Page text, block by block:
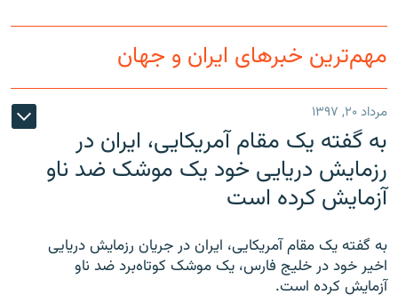
مهم‌ترین خبرهای ایران و جهان
مرداد ۲۰, ۱۳۹۷
به گفته یک مقام آمریکایی، ایران در
رزمایش دریایی خود یک موشک ضد ناو
آزمایش کرده است
به گفته یک مقام آمریکایی، ایران در جریان رزمایش دریایی
اخیر خود در خلیج فارس، یک موشک کوتاه‌برد ضد ناو
آزمایش کرده است.